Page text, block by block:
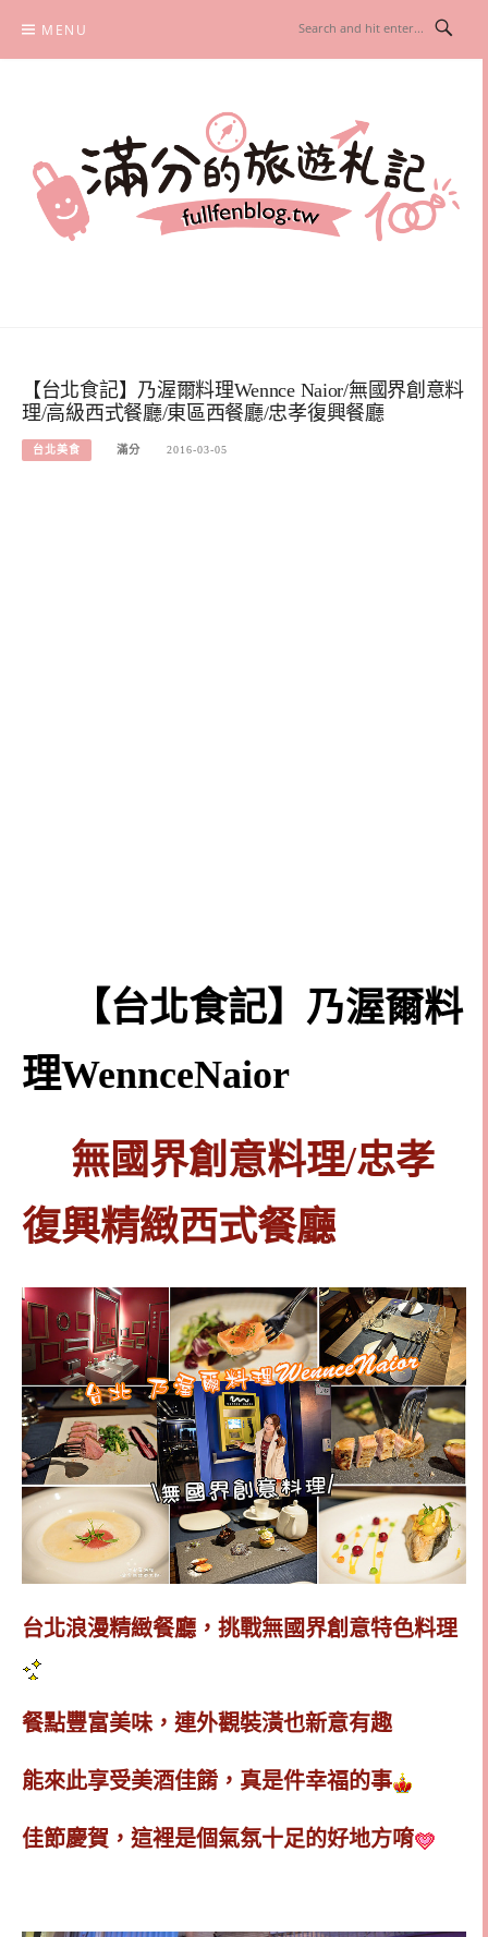
content
MENU
【台北食記】乃渥爾料理Wennce Naior/無國界創意料
理/高級西式餐廳/東區西餐廳/忠孝復興餐廳
台北美食 滿分 2016-03-05
【台北食記】乃渥爾料
理WennceNaior
無國界創意料理/忠孝
復興精緻西式餐廳
台北浪漫精緻餐廳，挑戰無國界創意特色料理
餐點豐富美味，連外觀裝潢也新意有趣
能來此享受美酒佳餚，真是件幸福的事
佳節慶賀，這裡是個氣氛十足的好地方唷